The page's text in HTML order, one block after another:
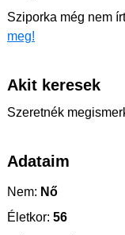
Sziporka még nem
meg!
Akit keresek
Szeretnék
Adataim
Nem: Nő
Életkor: 56